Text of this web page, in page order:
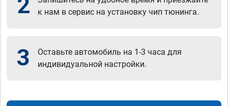
к нам в сервис на установку чип тюнинга.
3
Оставьте автомобиль на 1-3 часа для
индивидуальной настройки.